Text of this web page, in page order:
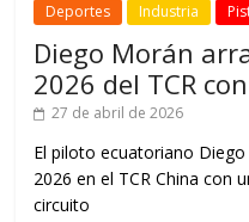
Deportes Industria
Diego Morán
2026 del TCR
27 de abril de 2026
El piloto ecuatoriano
2026 en el TCR China con
circuito